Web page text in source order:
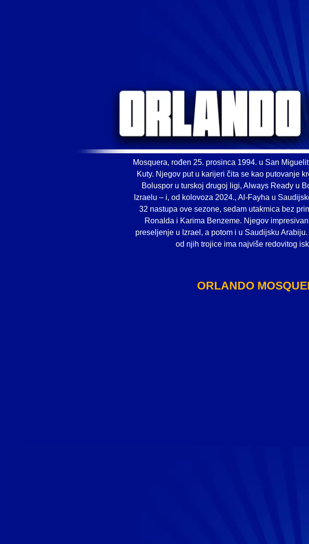
Mosquera, rođen 25. prosinca 1994. u San
Kuty. Njegov put u karijeri čita se kao putovanje
Boluspor u turskoj drugoj ligi, Always Ready u
Izraelu – i, od kolovoza 2024., Al-Fayha u
32 nastupa ove sezone, sedam utakmica bez
Ronalda i Karima Benzeme. Njegov
preseljenje u Izrael, a potom i u Saudijsku
od njih trojice ima najviše redovitog
ORLANDO